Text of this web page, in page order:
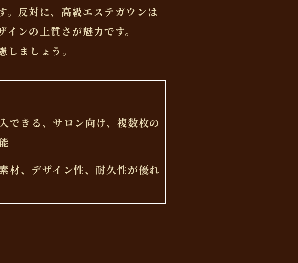
。反対に、高級エステガウンは
ンの上質さが魅力です。
ましょう。
できる、サロン向け、複数枚の
材、デザイン性、耐久性が優れ